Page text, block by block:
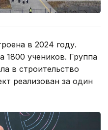
в 2024 году.
1800 учеников. Группа
в строительство
реализован за один